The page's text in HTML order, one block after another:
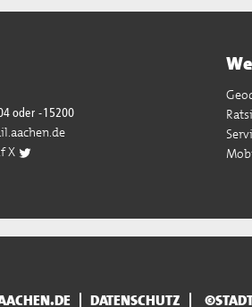
oder -15200
X
DATENSCHUTZ